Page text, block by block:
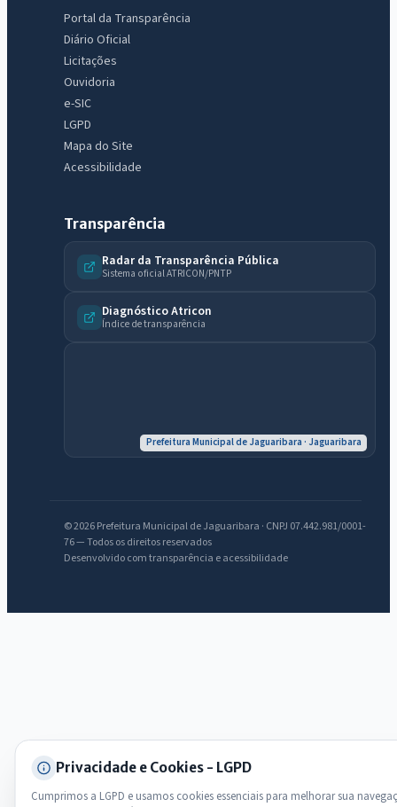
Portal da Transparência
Diário Oficial
Licitações
Ouvidoria
e-SIC
LGPD
Mapa do Site
Acessibilidade
Transparência
Radar da Transparência Pública
Sistema oficial ATRICON/PNTP
Diagnóstico Atricon
Índice de transparência
Prefeitura Municipal de Jaguaribara · Jaguaribara
© 2026 Prefeitura Municipal de Jaguaribara · CNPJ 07.442.981/0001-
76 — Todos os direitos reservados
Desenvolvido com transparência e acessibilidade
Privacidade e Cookies - LGPD
Cumprimos a LGPD e usamos cookies essenciais para melhorar sua
Olá. Pergunte sobre serviços, notícias, legislação, Diário Oficial,